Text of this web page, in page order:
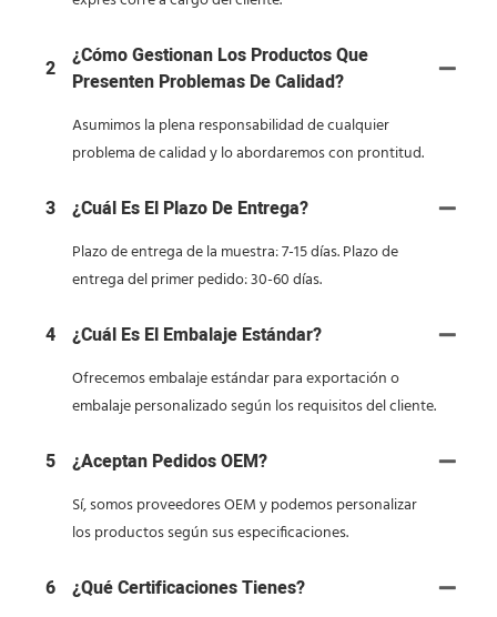
2
¿Cómo Gestionan Los Productos Que
Presenten Problemas De Calidad?
Asumimos la plena responsabilidad de cualquier
problema de calidad y lo abordaremos con prontitud.
3 ¿Cuál Es El Plazo De Entrega?
Plazo de entrega de la muestra: 7-15 días. Plazo de
entrega del primer pedido: 30-60 días.
4 ¿Cuál Es El Embalaje Estándar?
Ofrecemos embalaje estándar para exportación o
embalaje personalizado según los requisitos del cliente.
5 ¿Aceptan Pedidos OEM?
Sí, somos proveedores OEM y podemos personalizar
los productos según sus especificaciones.
6 ¿Qué Certificaciones Tienes?